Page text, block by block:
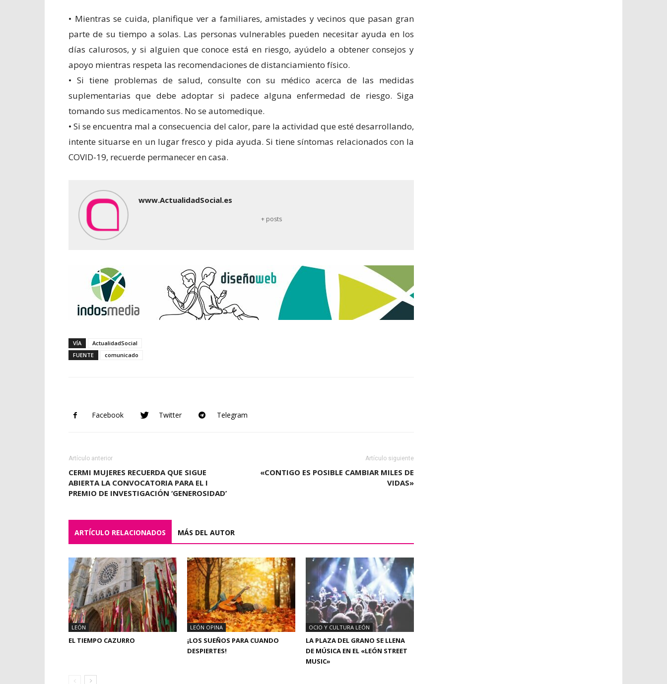
• Mientras se cuida, planifique ver a familiares, amistades y vecinos que pasan gran
parte de su tiempo a solas. Las personas vulnerables pueden necesitar ayuda en los
días calurosos, y si alguien que conoce está en riesgo, ayúdelo a obtener consejos y
apoyo mientras respeta las recomendaciones de distanciamiento físico.
• Si tiene problemas de salud, consulte con su médico acerca de las medidas
suplementarias que debe adoptar si padece alguna enfermedad de riesgo. Siga
tomando sus medicamentos. No se automedique.
• Si se encuentra mal a consecuencia del calor, pare la actividad que esté desarrollando,
intente situarse en un lugar fresco y pida ayuda. Si tiene síntomas relacionados con la
COVID-19, recuerde permanecer en casa.
www.ActualidadSocial.es
+ posts
VÍA
ActualidadSocial
FUENTE
comunicado
Facebook Twitter Telegram
Artículo anterior
CERMI MUJERES RECUERDA QUE SIGUE
ABIERTA LA CONVOCATORIA PARA EL I
PREMIO DE INVESTIGACIÓN ‘GENEROSIDAD’
Artículo siguiente
«CONTIGO ES POSIBLE CAMBIAR MILES DE
VIDAS»
ARTÍCULO RELACIONADOS MÁS DEL AUTOR
LEÓN
EL TIEMPO CAZURRO
LEÓN OPINA
¡LOS SUEÑOS PARA CUANDO
DESPIERTES!
OCIO Y CULTURA LEÓN
LA PLAZA DEL GRANO SE LLENA
DE MÚSICA EN EL «LEÓN STREET
MUSIC»